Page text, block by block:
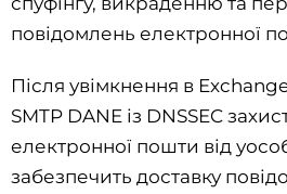
повідомлень електронної
Після увімкнення в
SMTP DANE із DNSSEC
електронної пошти від
забезпечить доставку